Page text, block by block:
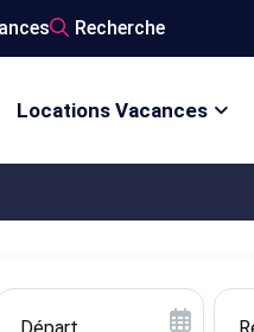
Recherche
Locations Vacances